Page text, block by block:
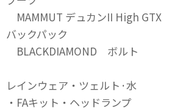
MAMMUT デュカンII High GTX
バックパック
BLACKDIAMOND ボルト
レインウェア・ツェルト·水
・FAキット・ヘッドランプ